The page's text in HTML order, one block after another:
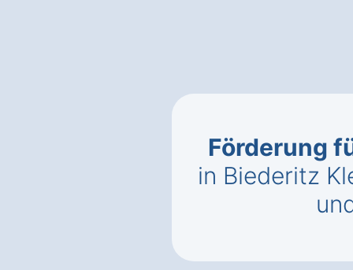
Förderung
in Biederitz